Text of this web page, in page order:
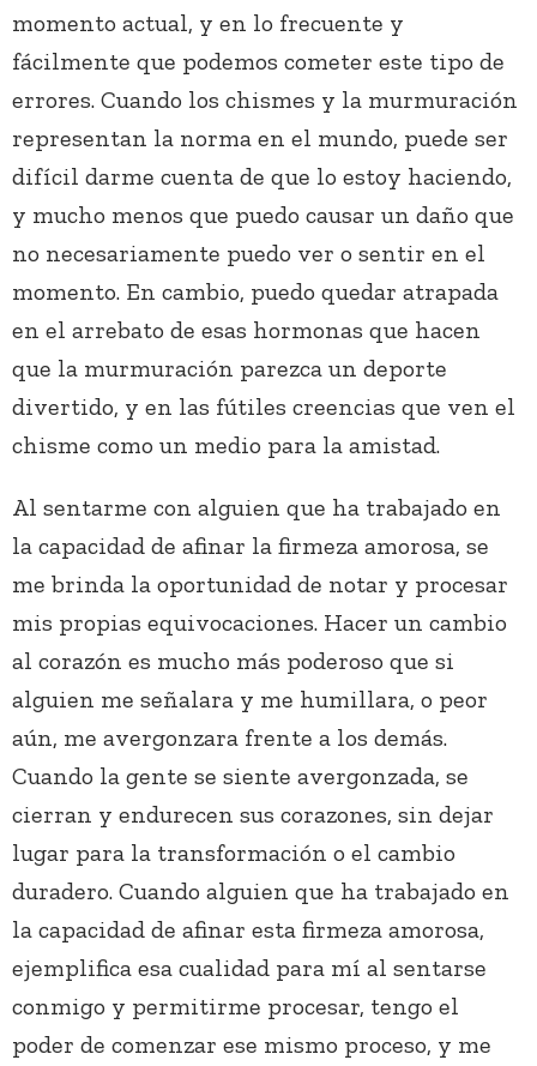
momento actual, y en lo frecuente y
fácilmente que podemos cometer este tipo de
errores. Cuando los chismes y la murmuración
representan la norma en el mundo, puede ser
difícil darme cuenta de que lo estoy haciendo,
y mucho menos que puedo causar un daño que
no necesariamente puedo ver o sentir en el
momento. En cambio, puedo quedar atrapada
en el arrebato de esas hormonas que hacen
que la murmuración parezca un deporte
divertido, y en las fútiles creencias que ven el
chisme como un medio para la amistad.
Al sentarme con alguien que ha trabajado en
la capacidad de afinar la firmeza amorosa, se
me brinda la oportunidad de notar y procesar
mis propias equivocaciones. Hacer un cambio
al corazón es mucho más poderoso que si
alguien me señalara y me humillara, o peor
aún, me avergonzara frente a los demás.
Cuando la gente se siente avergonzada, se
cierran y endurecen sus corazones, sin dejar
lugar para la transformación o el cambio
duradero. Cuando alguien que ha trabajado en
la capacidad de afinar esta firmeza amorosa,
ejemplifica esa cualidad para mí al sentarse
conmigo y permitirme procesar, tengo el
poder de comenzar ese mismo proceso, y me